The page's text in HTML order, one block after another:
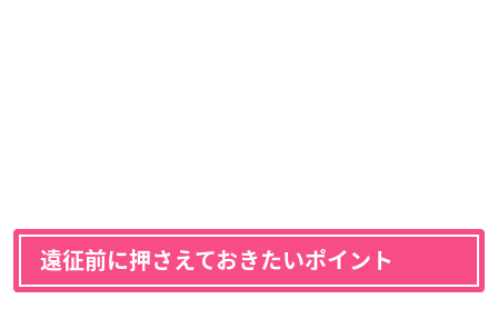
遠征前に押さえておきたいポイント